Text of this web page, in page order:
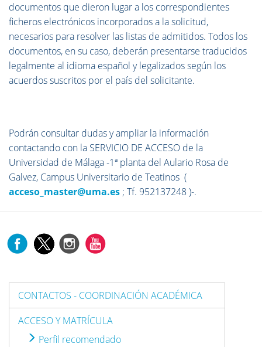
documentos que dieron lugar a los correspondientes
ficheros electrónicos incorporados a la solicitud,
necesarios para resolver las listas de admitidos. Todos los
documentos, en su caso, deberán presentarse traducidos
legalmente al idioma español y legalizados según los
acuerdos suscritos por el país del solicitante.
Podrán consultar dudas y ampliar la información
contactando con la SERVICIO DE ACCESO de la
Universidad de Málaga -1ª planta del Aulario Rosa de
Galvez, Campus Universitario de Teatinos (
acceso_master@uma.es ; Tf. 952137248 )-.
CONTACTOS - COORDINACIÓN ACADÉMICA
ACCESO Y MATRÍCULA
Perfil recomendado